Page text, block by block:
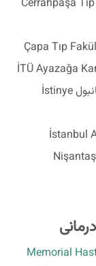
38 دقیقه تا دانشگاه جراح پاشا تیپ فاکولتسی Cerrahpaşa Tip
9 کیلومتر تا دانشگاه ایستینیه شعبه وادی استانبول İstinye
Memorial